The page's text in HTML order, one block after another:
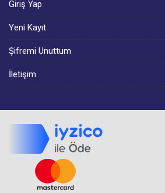
Giriş Yap
Yeni Kayıt
Şifremi Unuttum
İletişim